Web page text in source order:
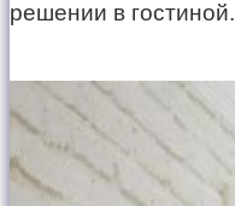
решении в гостиной.